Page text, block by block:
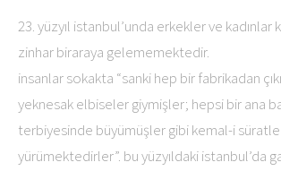
23. yüzyıl istanbul’unda erkekler ve kadınlar
zinhar biraraya gelememektedir.
insanlar sokakta “sanki hep bir fabrikadan
yeknesak elbiseler giymişler; hepsi bir ana
terbiyesinde büyümüşler gibi kemal-i
yürümektedirler”. bu yüzyıldaki istanbul’da